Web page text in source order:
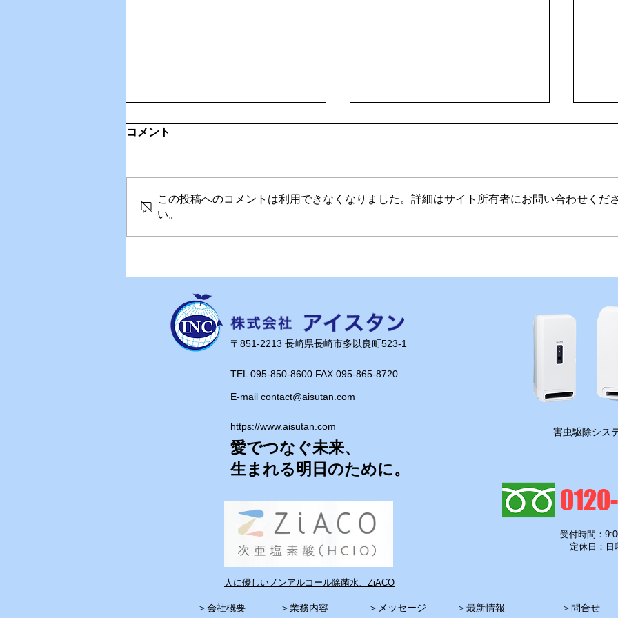
🎉Happy Birthday！奥さん
🌊ハガネの肉体を持つ職員、
🍻住
コメント
この投稿へのコメントは利用できなくなりました。詳細はサイト所有者にお問い合わせくださ
い。
​〒851-2213 長崎県長崎市多以良町523-1
TEL 095-850-8600 FAX 095-865-8720​
E-mail contact@aisutan.com
https://www.aisutan.com
愛でつなぐ未来、
​生まれる明日のために。
害虫駆除シス
受付時間：
定休日：日
人に優しいノンアルコール除菌水、ZiACO
​＞会社概要 ​＞業務内容 ​＞ メッセージ ​＞最新情報 ​＞ 問合せ